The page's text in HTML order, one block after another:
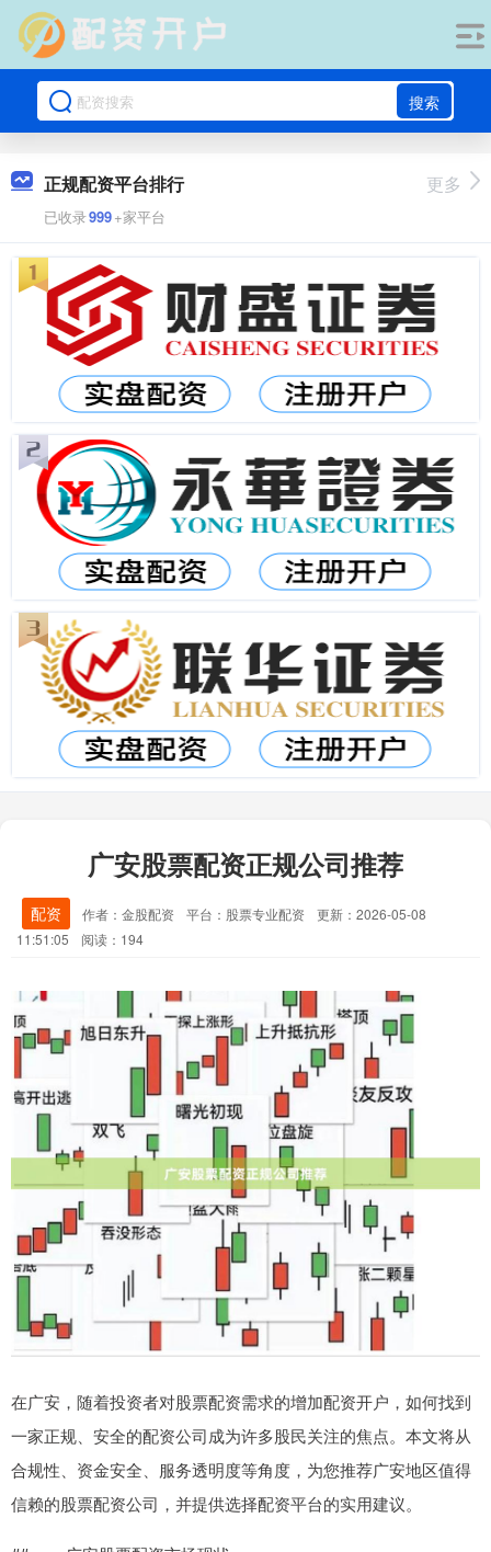
搜索
正规配资平台排行
已收录999+家平台
更多
广安股票配资正规公司推荐
配资 作者：金股配资 平台：股票专业配资
更新：2026-05-08
11:51:05
阅读：194
在广安，随着投资者对股票配资需求的增加配资开户，如何找到
一家正规、安全的配资公司成为许多股民关注的焦点。本文将从
合规性、资金安全、服务透明度等角度，为您推荐广安地区值得
信赖的股票配资公司，并提供选择配资平台的实用建议。